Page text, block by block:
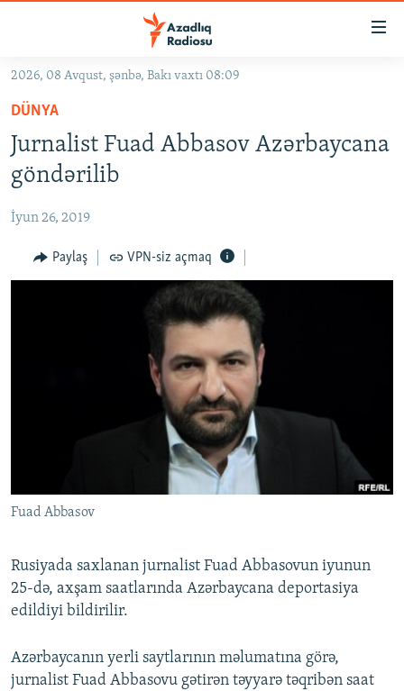
Əsas
qayıt
Əsas
naviqasiyaya
qayıt
Axtarışa
keç
#İZAHLA
KORRUPSIOMETR
#ƏSLINDƏ
FƏRQƏ BAX
QANUNI DOĞRU
AZƏRBAYCAN ƏDƏBIYYATI KITABXANASI
PEŞƏ ETIKASI VƏ JURNALISTIKA STANDARTLARIMIZ
AZADLIQRADIOSU MOBIL TELEFONUNUZDA
XƏBƏR BÜLLETENLƏRIMIZ
RFE/RL-in bütün saytları
2026, 08 Avqust, şənbə, Bakı vaxtı 08:09
DÜNYA
Jurnalist Fuad Abbasov Azərbaycana
göndərilib
İyun 26, 2019
Paylaş VPN-siz açmaq
Fuad Abbasov
Rusiyada saxlanan jurnalist Fuad Abbasovun iyunun
25-də, axşam saatlarında Azərbaycana deportasiya
edildiyi bildirilir.
Azərbaycanın yerli saytlarının məlumatına görə,
jurnalist Fuad Abbasovu gətirən təyyarə təqribən saat